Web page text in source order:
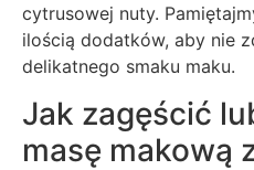
cytrusowej nuty.
ilością dodatków, aby nie
delikatnego smaku maku.
Jak zagęścić
masę makową